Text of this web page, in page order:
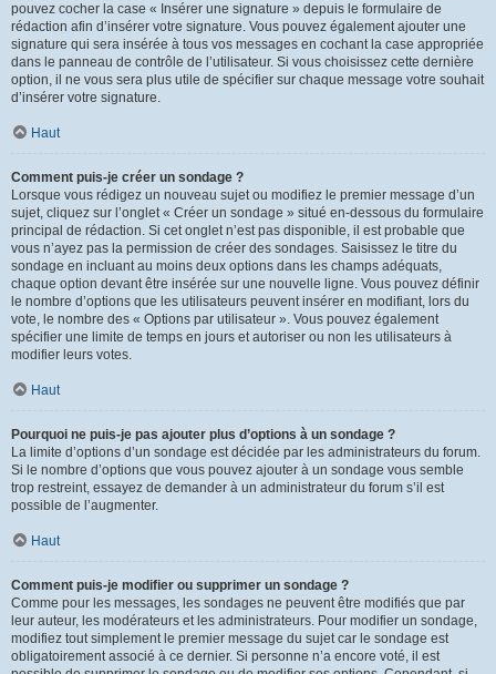
pouvez cocher la case « Insérer une signature » depuis le formulaire de
rédaction afin d’insérer votre signature. Vous pouvez également ajouter une
signature qui sera insérée à tous vos messages en cochant la case appropriée
dans le panneau de contrôle de l’utilisateur. Si vous choisissez cette dernière
option, il ne vous sera plus utile de spécifier sur chaque message votre souhait
d’insérer votre signature.
Haut
Comment puis-je créer un sondage ?
Lorsque vous rédigez un nouveau sujet ou modifiez le premier message d’un
sujet, cliquez sur l’onglet « Créer un sondage » situé en-dessous du formulaire
principal de rédaction. Si cet onglet n’est pas disponible, il est probable que
vous n’ayez pas la permission de créer des sondages. Saisissez le titre du
sondage en incluant au moins deux options dans les champs adéquats,
chaque option devant être insérée sur une nouvelle ligne. Vous pouvez définir
le nombre d’options que les utilisateurs peuvent insérer en modifiant, lors du
vote, le nombre des « Options par utilisateur ». Vous pouvez également
spécifier une limite de temps en jours et autoriser ou non les utilisateurs à
modifier leurs votes.
Haut
Pourquoi ne puis-je pas ajouter plus d’options à un sondage ?
La limite d’options d’un sondage est décidée par les administrateurs du forum.
Si le nombre d’options que vous pouvez ajouter à un sondage vous semble
trop restreint, essayez de demander à un administrateur du forum s’il est
possible de l’augmenter.
Haut
Comment puis-je modifier ou supprimer un sondage ?
Comme pour les messages, les sondages ne peuvent être modifiés que par
leur auteur, les modérateurs et les administrateurs. Pour modifier un sondage,
modifiez tout simplement le premier message du sujet car le sondage est
obligatoirement associé à ce dernier. Si personne n’a encore voté, il est